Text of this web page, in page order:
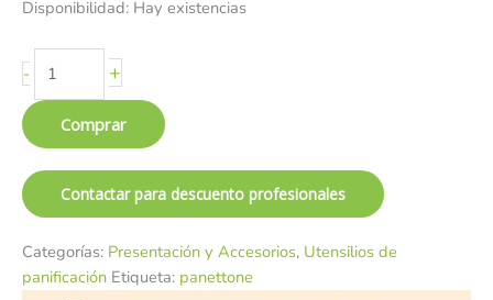
Disponibilidad: Hay existencias
- +
Comprar
Contactar para descuento profesionales
Categorías: Presentación y Accesorios, Utensilios de
panificación Etiqueta: panettone